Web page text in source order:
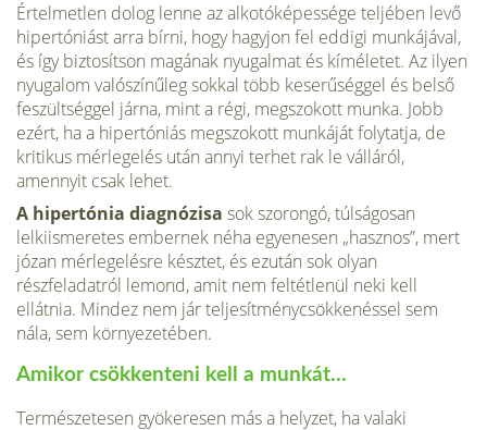
Értelmetlen dolog lenne az alkotóképessége teljében levő
hipertóniást arra bírni, hogy hagyjon fel eddigi munkájával,
és így biztosítson magának nyugalmat és kíméletet. Az ilyen
nyuga­lom valószínűleg sokkal több keserűséggel és belső
feszültséggel járna, mint a régi, megszokott munka. Jobb
ezért, ha a hipertó­niás megszokott munkáját folytatja, de
kritikus mérlegelés után annyi terhet rak le válláról,
amennyit csak lehet.
A hipertónia diagnózisa sok szorongó, túlságosan
lelkiismeretes embernek néha egyenesen „hasznos”, mert
józan mérlegelésre késztet, és ezután sok olyan
részfeladatról lemond, amit nem feltétlenül neki kell
ellátnia. Mindez nem jár teljesítménycsökkenéssel sem
nála, sem környezetében.
Amikor csökkenteni kell a munkát…
Természetesen gyökeresen más a helyzet, ha valaki